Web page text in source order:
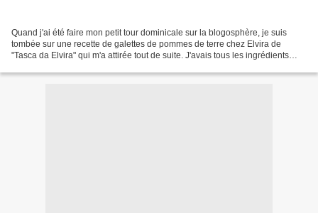
Quand j'ai été faire mon petit tour dominicale sur la blogosphère, je suis
tombée sur une recette de galettes de pommes de terre chez Elvira de
"Tasca da Elvira" qui m'a attirée tout de suite. J'avais tous les ingrédients